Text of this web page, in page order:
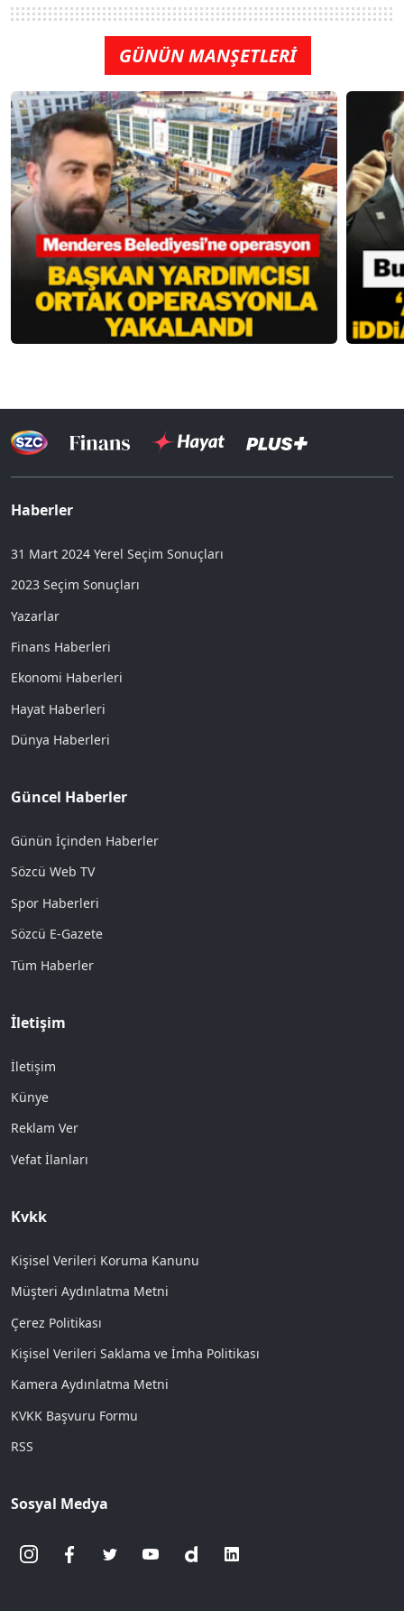
GÜNÜN MANŞETLERİ
Haberler
31 Mart 2024 Yerel Seçim Sonuçları
2023 Seçim Sonuçları
Yazarlar
Finans Haberleri
Ekonomi Haberleri
Hayat Haberleri
Dünya Haberleri
Güncel Haberler
Günün İçinden Haberler
Sözcü Web TV
Spor Haberleri
Sözcü E-Gazete
Tüm Haberler
İletişim
İletişim
Künye
Reklam Ver
Vefat İlanları
Kvkk
Kişisel Verileri Koruma Kanunu
Müşteri Aydınlatma Metni
Çerez Politikası
Kişisel Verileri Saklama ve İmha Politikası
Kamera Aydınlatma Metni
KVKK Başvuru Formu
RSS
Sosyal Medya